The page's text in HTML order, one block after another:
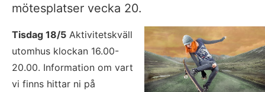
mötesplatser vecka 20.
Tisdag 18/5 Aktivitetskväll
utomhus klockan 16.00-
20.00. Information om vart
vi finns hittar ni på